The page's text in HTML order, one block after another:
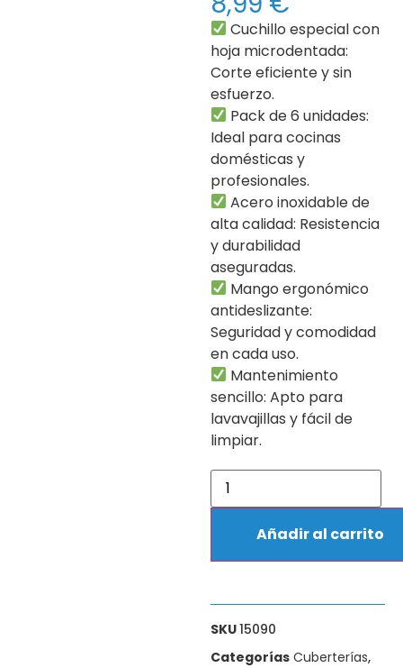
Cuchillo especial con
hoja microdentada:
Corte eficiente y sin
esfuerzo.
Pack de 6 unidades:
Ideal para cocinas
domésticas y
profesionales.
Acero inoxidable de
alta calidad: Resistencia
y durabilidad
aseguradas.
Mango ergonómico
antideslizante:
Seguridad y comodidad
en cada uso.
Mantenimiento
sencillo: Apto para
lavavajillas y fácil de
limpiar.
Añadir al carrito
SKU15090
Categorías Cuberterías,